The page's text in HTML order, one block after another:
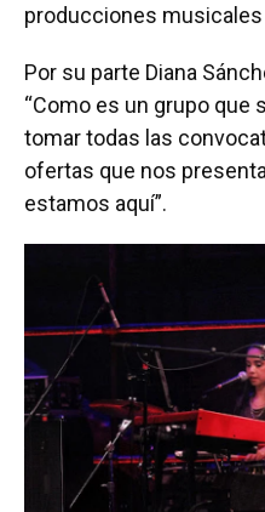
producciones musicales
Por su parte Diana
“Como es un grupo que
tomar todas las
ofertas que nos
estamos aquí”.